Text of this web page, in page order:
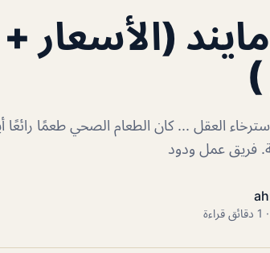
(الأسعار +
)
العقل ... كان الطعام الصحي طعمًا
فريق عمل ودود